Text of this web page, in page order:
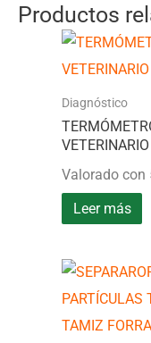
Productos
Diagnóstico
VETERINARIO
Valorado con
Leer más